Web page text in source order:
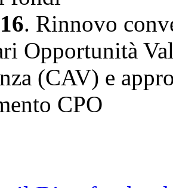
16. Rinnovo
Opportunità
(CAV) e
CPO